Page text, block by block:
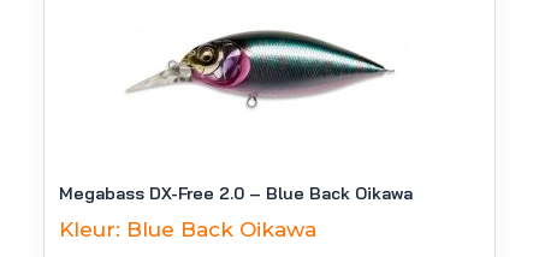
Megabass DX-Free 2.0 – Blue Back Oikawa
Kleur: Blue Back Oikawa